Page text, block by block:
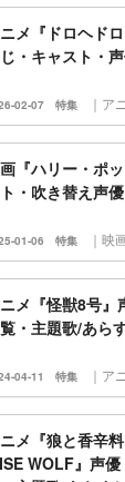
メ『ドロヘド
・キャスト・
02-07 特集 ｜ア
『ハリー・ポ
・吹き替え声
01-06 特集 ｜映
メ『怪獣8号』
・主題歌/あら
04-11 特集 ｜ア
メ『狼と香辛
WOLF』声